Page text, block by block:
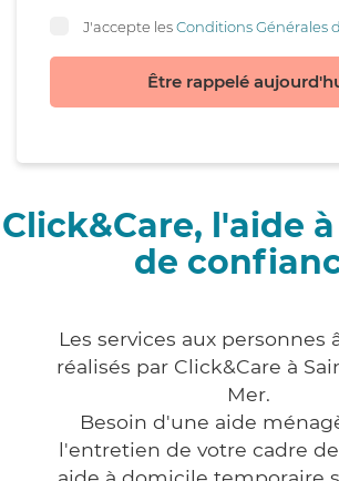
J'accepte lesConditions Générales
Être rappelé
Click&Care, l'aide
de
Les services aux personnes
réalisés par Click&Care à
Mer.
Besoin d'une aide
l'entretien de votre cadre